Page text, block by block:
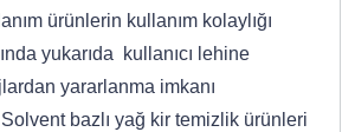
ürünlerin kullanım kolaylığı
yukarıda kullanıcı lehine
yararlanma imkanı
Solvent bazlı yağ kir temizlik ürünleri